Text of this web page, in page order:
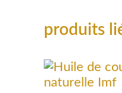
produits